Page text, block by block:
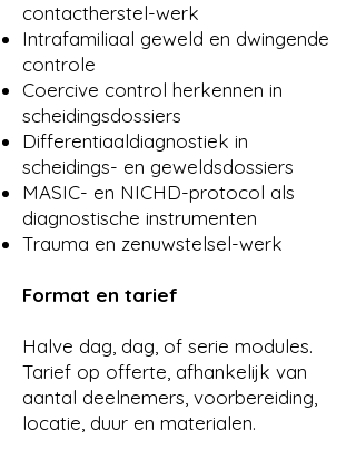
Formats
Individuele supervisie 1-op-1
Casus-supervisie in kleine groep
Teamsupervisie of intervisie-
begeleiding
Eenmalige consultatie bij een
specifieke casus
Sessies van 60 of 90 minuten, in
€100 per uur incl BTW.
Standaardsessie 90 minuten, €150.
Voor teams en organisaties: B2B-
contactherstel-werk
Intrafamiliaal geweld en dwingende
controle
Coercive control herkennen in
scheidingsdossiers
Differentiaaldiagnostiek in
scheidings- en geweldsdossiers
MASIC- en NICHD-protocol als
diagnostische instrumenten
Trauma en zenuwstelsel-werk
Format en tarief
Halve dag, dag, of serie modules.
Tarief op offerte, afhankelijk van
aantal deelnemers, voorbereiding,
locatie, duur en materialen.